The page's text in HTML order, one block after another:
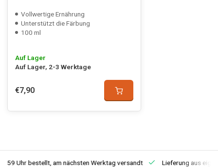
Vollwertige Ernährung
Unterstützt die Färbung
100 ml
Auf Lager
Auf Lager, 2-3 Werktage
€7,90
Uhr bestellt, am nächsten Werktag versandt Lieferung aus